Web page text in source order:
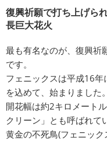
復興祈願で打ち上げら
長巨大花火
最も有名なのが、復興祈
です。
フェニックスは平成16年
を込めて、始まりました。
開花幅は約2キロメート
クリーン」とも呼ばれて
黄金の不死鳥(フェニッ